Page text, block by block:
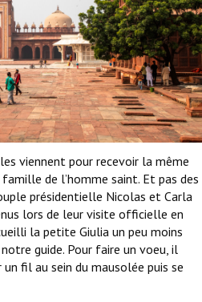
viennent pour recevoir la même
de l’homme saint. Et pas des
présidentielle Nicolas et Carla
lors de leur visite officielle en
la petite Giulia un peu moins
guide. Pour faire un voeu, il
fil au sein du mausolée puis se